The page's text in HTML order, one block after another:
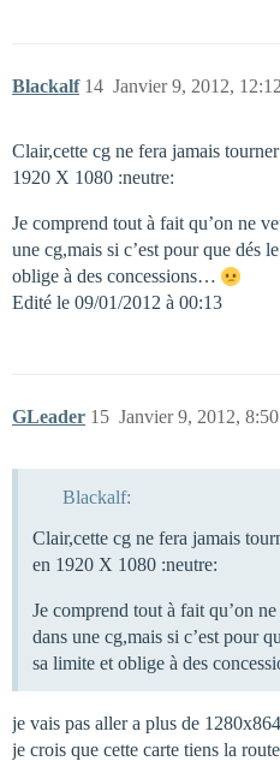
Blackalf Janvier 9, 2012, 12:12
14
Clair,cette cg ne fera jamais
1920 X 1080 :neutre:
Je comprend tout à fait qu’on ne
une cg,mais si c’est pour que dés
oblige à des concessions…
Edité le 09/01/2012 à 00:13
GLeader Janvier 9, 2012, 8:50
15
Blackalf:
Clair,cette cg ne fera jamais
en 1920 X 1080 :neutre:
Je comprend tout à fait qu’on
dans une cg,mais si c’est pour
sa limite et oblige à des
je vais pas aller a plus de
je crois que cette carte tiens la